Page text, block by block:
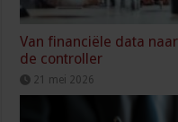
Van financiële data
de controller
21 mei 2026